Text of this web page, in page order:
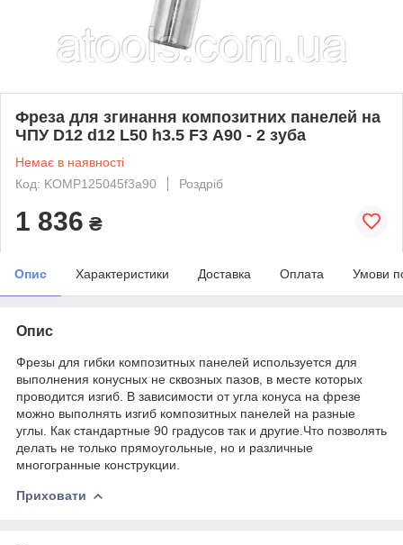
Фреза для згинання композитних панелей на
ЧПУ D12 d12 L50 h3.5 F3 А90 - 2 зуба
Немає в наявності
Код: KOMP125045f3a90
Роздріб
1 836 ₴
Опис Характеристики Доставка Оплата Умови
Опис
Фрезы для гибки композитных панелей используется для
выполнения конусных не сквозных пазов, в месте которых
проводится изгиб. В зависимости от угла конуса на фрезе
можно выполнять изгиб композитных панелей на разные
углы. Как стандартные 90 градусов так и другие.Что позволять
делать не только прямоугольные, но и различные
многогранные конструкции.
Приховати